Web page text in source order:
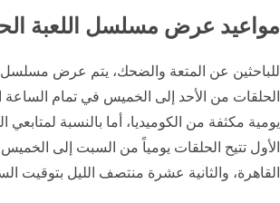
مواعيد عرض مسلسل اللعبة
الحلقات من الأحد إلى الخميس في تمام الساعة
يومية مكثفة من الكوميديا، أما بالنسبة
الأول تتيح الحلقات يومياً من السبت إلى
القاهرة، والثانية عشرة منتصف الليل بتوقيت